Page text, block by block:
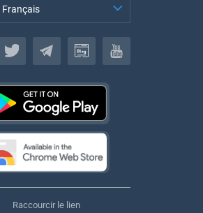
Français
Français
Raccourcir le lien